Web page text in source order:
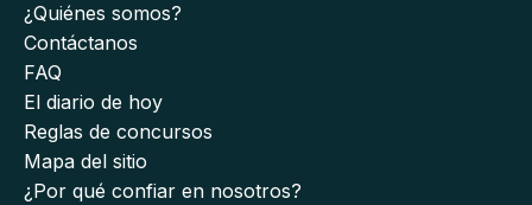
¿Quiénes somos?
Contáctanos
FAQ
El diario de hoy
Reglas de concursos
Mapa del sitio
¿Por qué confiar en nosotros?